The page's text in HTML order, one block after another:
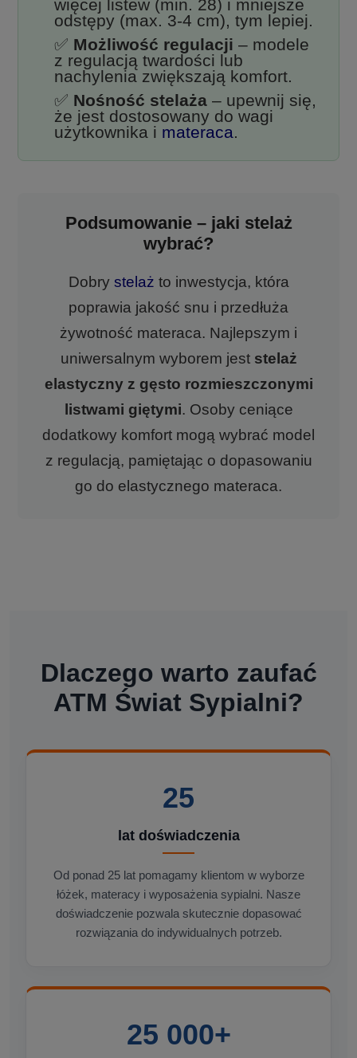
więcej listew (min. 28) i mniejsze
odstępy (max. 3-4 cm), tym lepiej.
✅ Możliwość regulacji – modele
z regulacją twardości lub
nachylenia zwiększają komfort.
✅ Nośność stelaża – upewnij się,
że jest dostosowany do wagi
użytkownika i materaca
Podsumowanie – jaki stelaż
wybrać?
Dobry stelaż to inwestycja, która
poprawia jakość snu i przedłuża
żywotność materaca. Najlepszym i
uniwersalnym wyborem jest stelaż
elastyczny z gęsto rozmieszczonymi
listwami giętymi. Osoby ceniące
dodatkowy komfort mogą wybrać model
z regulacją, pamiętając o dopasowaniu
go do elastycznego materaca.
Dlaczego warto zaufać
ATM Świat Sypialni?
25
lat doświadczenia
Od ponad 25 lat pomagamy klientom w wyborze
łóżek, materacy i wyposażenia sypialni. Nasze
doświadczenie pozwala skutecznie dopasować
rozwiązania do indywidualnych potrzeb.
25 000+